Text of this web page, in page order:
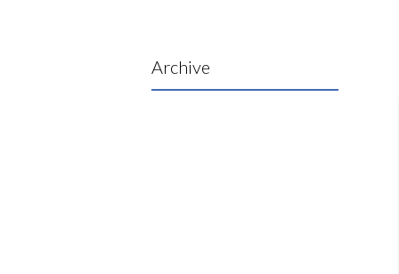
Archive